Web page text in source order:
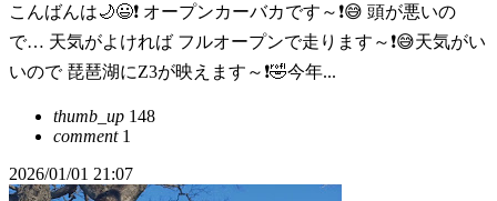
こんばんは🌙😃❗ オープンカーバカです～❗😅 頭が悪いの
で… 天気がよければ フルオープンで走ります～❗😅天気がい
いので 琵琶湖にZ3が映えます～❗🤣今年...
thumb_up 148
comment1
2026/01/01 21:07